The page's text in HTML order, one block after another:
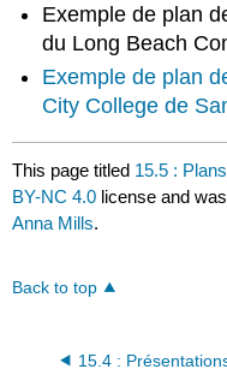
Exemple de plan
du Long Beach
Exemple de plan
City College de
This page titled 15.5 :
BY-NC 4.0 license and
Anna Mills.
Back to top